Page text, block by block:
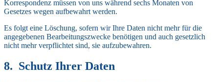
Korrespondenz müssen von uns während sechs Monaten von
Gesetzes wegen aufbewahrt werden.
Es folgt eine Löschung, sofern wir Ihre Daten nicht mehr für die
angegebenen Bearbeitungszwecke benötigen und auch gesetzlich
nicht mehr verpflichtet sind, sie aufzubewahren.
Schutz Ihrer Daten